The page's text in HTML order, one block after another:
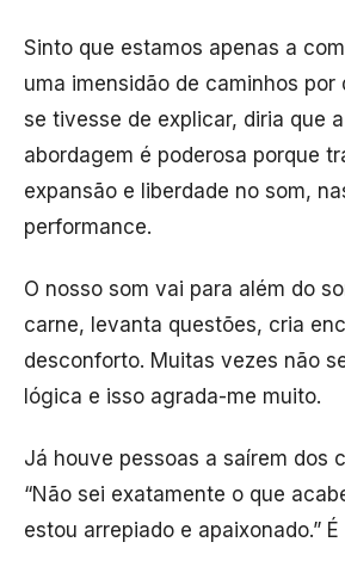
Sinto que estamos apenas a
uma imensidão de caminhos por
se tivesse de explicar, diria que
abordagem é poderosa porque
expansão e liberdade no som,
performance.
O nosso som vai para além do
carne, levanta questões, cria
desconforto. Muitas vezes não
lógica e isso agrada-me muito.
Já houve pessoas a saírem dos
“Não sei exatamente o que
estou arrepiado e apaixonado.”